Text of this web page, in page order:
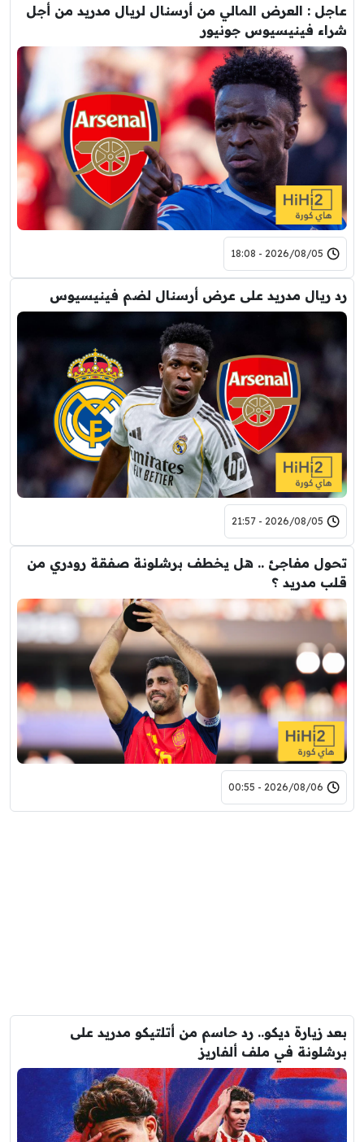
عاجل : العرض المالي من أرسنال لريال مدريد من أجل
شراء فينيسيوس جونيور
2026/08/05 - 18:08
رد ريال مدريد على عرض أرسنال لضم فينيسيوس
2026/08/05 - 21:57
تحول مفاجئ .. هل يخطف برشلونة صفقة رودري من
قلب مدريد ؟
2026/08/06 - 00:55
بعد زيارة ديكو.. رد حاسم من أتلتيكو مدريد على
برشلونة في ملف ألفاريز